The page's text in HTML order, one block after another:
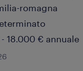
romagna
18.000 € annuale